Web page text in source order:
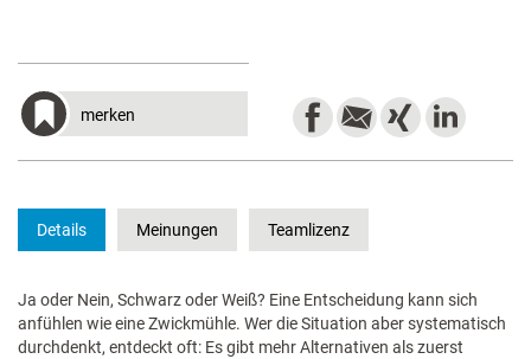
merken
Details Meinungen Teamlizenz
Ja oder Nein, Schwarz oder Weiß? Eine Entscheidung kann sich
anfühlen wie eine Zwickmühle. Wer die Situation aber systematisch
durchdenkt, entdeckt oft: Es gibt mehr Alternativen als zuerst